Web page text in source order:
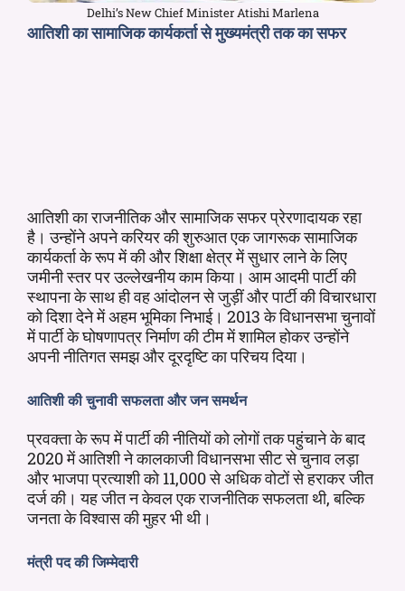
Delhi’s New Chief Minister Atishi Marlena
आतिशी का सामाजिक कार्यकर्ता से मुख्यमंत्री तक का सफर
आतिशी का राजनीतिक और सामाजिक सफर प्रेरणादायक रहा
है। उन्होंने अपने करियर की शुरुआत एक जागरूक सामाजिक
कार्यकर्ता के रूप में की और शिक्षा क्षेत्र में सुधार लाने के लिए
जमीनी स्तर पर उल्लेखनीय काम किया। आम आदमी पार्टी की
स्थापना के साथ ही वह आंदोलन से जुड़ीं और पार्टी की विचारधारा
को दिशा देने में अहम भूमिका निभाई। 2013 के विधानसभा चुनावों
में पार्टी के घोषणापत्र निर्माण की टीम में शामिल होकर उन्होंने
अपनी नीतिगत समझ और दूरदृष्टि का परिचय दिया।
आतिशी की चुनावी सफलता और जन समर्थन
प्रवक्ता के रूप में पार्टी की नीतियों को लोगों तक पहुंचाने के बाद
2020 में आतिशी ने कालकाजी विधानसभा सीट से चुनाव लड़ा
और भाजपा प्रत्याशी को 11,000 से अधिक वोटों से हराकर जीत
दर्ज की। यह जीत न केवल एक राजनीतिक सफलता थी, बल्कि
जनता के विश्वास की मुहर भी थी।
मंत्री पद की जिम्मेदारी